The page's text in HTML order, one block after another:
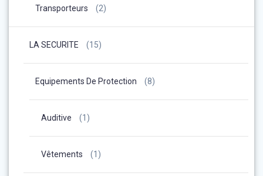
Transporteurs (2)
LA SECURITE (15)
Equipements De Protection (8)
Auditive (1)
Vêtements (1)